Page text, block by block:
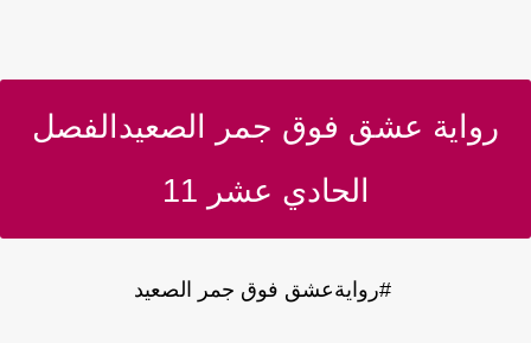
رواية عشق فوق جمر الصعيدالفصل
الحادي عشر 11
#روايةعشق فوق جمر الصعيد